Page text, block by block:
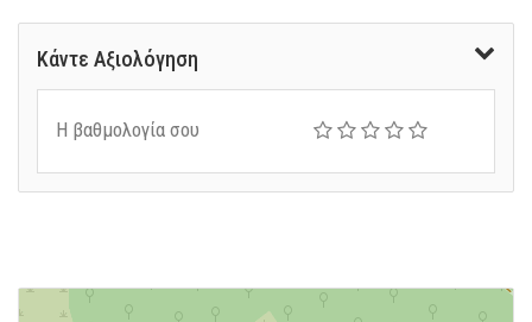
Κάντε Αξιολόγηση
Η βαθμολογία σου